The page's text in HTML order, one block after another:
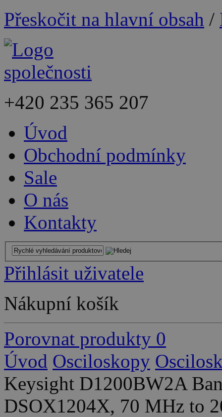
Přeskočit na hlavní obsah /
+420 235 365 207
Úvod
Obchodní podmínky
Sale
O nás
Kontakty
Přihlásit uživatele
Nákupní košík
Porovnat produkty 0
Úvod Osciloskopy
Keysight D1200BW2A
DSOX1204X, 70 MHz to